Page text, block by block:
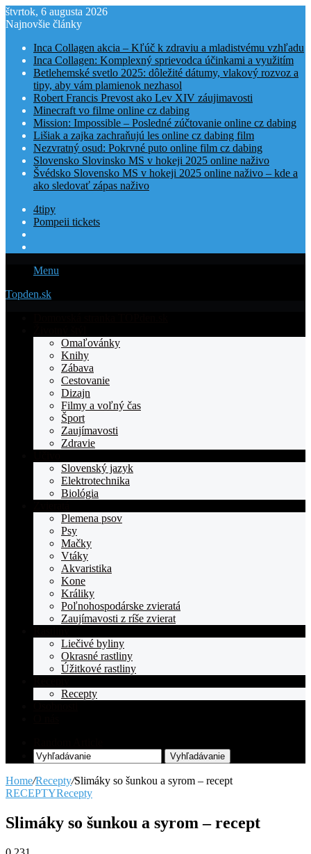
štvrtok, 6 augusta 2026
Najnovšie články
Inca Collagen akcia – Kľúč k zdraviu a mladistvému vzhľadu
Inca Collagen: Komplexný sprievodca účinkami a využitím
Betlehemské svetlo 2025: dôležité dátumy, vlakový rozvoz a
tipy, aby vám plamienok nezhasol
Robert Francis Prevost ako Lev XIV záujimavosti
Minecraft vo filme online cz dabing
Mission: Impossible – Posledné zúčtovanie online cz dabing
Lišiak a zajka zachraňujú les online cz dabing film
Nezvratný osud: Pokrvné puto online film cz dabing
Slovensko Slovinsko MS v hokeji 2025 online naživo
Švédsko Slovensko MS v hokeji 2025 online naživo – kde a
ako sledovať zápas naživo
4tipy
Pompeii tickets
Menu
Topden.sk
Omaľovánky
Knihy
Zábava
Cestovanie
Dizajn
Filmy a voľný čas
Šport
Zaujímavosti
Zdravie
Slovenský jazyk
Elektrotechnika
Biológia
Plemena psov
Psy
Mačky
Vtáky
Akvaristika
Kone
Králiky
Poľnohospodárske zvieratá
Zaujímavosti z ríše zvierat
Liečivé byliny
Okrasné rastliny
Úžitkové rastliny
Recepty
Vyhľadávanie
Home/Recepty/Slimáky so šunkou a syrom – recept
RECEPTYRecepty
Slimáky so šunkou a syrom – recept